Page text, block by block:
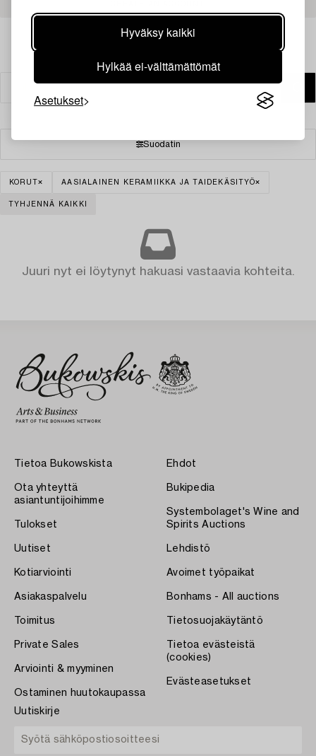
Hyväksy kaikki
Hylkää ei-välttämättömät
Asetukset
Suodatin
KORUT AASIALAINEN KERAMIIKKA JA TAIDEKÄSITYÖ
TYHJENNÄ KAIKKI
Juuri nyt ei löytynyt hakuasi vastaavia kohteita.
Tietoa Bukowskista
Ota yhteyttä
asiantuntijoihimme
Tulokset
Uutiset
Kotiarviointi
Asiakaspalvelu
Toimitus
Private Sales
Arviointi & myyminen
Ostaminen huutokaupassa
Ehdot
Bukipedia
Systembolaget's Wine and
Spirits Auctions
Lehdistö
Avoimet työpaikat
Bonhams - All auctions
Tietosuojakäytäntö
Tietoa evästeistä
(cookies)
Evästeasetukset
Uutiskirje